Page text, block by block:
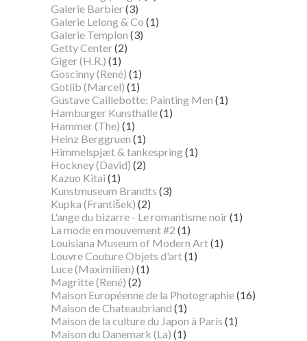
Galerie Barbier(3)
Galerie Lelong & Co (1)
Galerie Templon (3)
Getty Center(2)
Giger (H.R.) (1)
Goscinny (René) (1)
Gotlib (Marcel) (1)
Gustave Caillebotte: Painting Men (1)
Hamburger Kunsthalle(1)
Hammer (The) (1)
Heinz Berggruen (1)
Himmelspjæt & tankespring(1)
Hockney (David) (2)
Kazuo Kitai (1)
Kunstmuseum Brandts (3)
Kupka (František) (2)
L'ange du bizarre - Le romantisme noir(1)
La mode en mouvement #2 (1)
Louisiana Museum of Modern Art(1)
Louvre Couture Objets d'art(1)
Luce (Maximilien) (1)
Magritte (René) (2)
Maison Européenne de la Photographie(16)
Maison de Chateaubriand (1)
Maison de la culture du Japon à Paris (1)
Maison du Danemark (La) (1)